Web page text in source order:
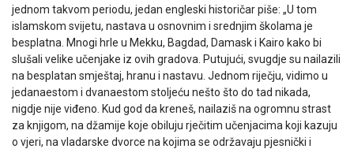
jednom takvom periodu, jedan engleski historičar piše: „U tom
islamskom svijetu, nastava u osnovnim i srednjim školama je
besplatna. Mnogi hrle u Mekku, Bagdad, Damask i Kairo kako bi
slušali velike učenjake iz ovih gradova. Putujući, svugdje su nailazili
na besplatan smještaj, hranu i nastavu. Jednom riječju, vidimo u
jedanaestom i dvanaestom stoljeću nešto što do tad nikada,
nigdje nije viđeno. Kud god da kreneš, nailaziš na ogromnu strast
za knjigom, na džamije koje obiluju rječitim učenjacima koji kazuju
o vjeri, na vladarske dvorce na kojima se održavaju pjesnički i